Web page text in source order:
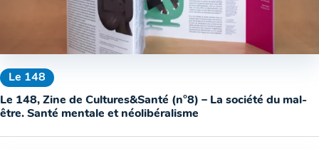
Le 148
Le 148, Zine de Cultures&Santé (n°8) – La société du mal-
être. Santé mentale et néolibéralisme